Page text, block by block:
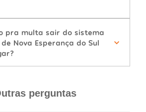
pra multa sair do sistema
Nova Esperança do Sul
perguntas